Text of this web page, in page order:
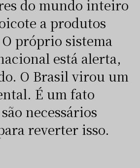
do mundo inteiro
a produtos
próprio sistema
está alerta,
O Brasil virou um
É um fato
necessários
reverter isso.